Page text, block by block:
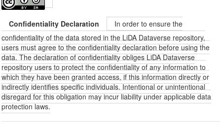
Confidentiality Declaration
In order to ensure the
confidentiality of the data stored in the LiDA Dataverse repository,
users must agree to the confidentiality declaration before using the
data. The declaration of confidentiality obliges LiDA Dataverse
repository users to protect the confidentiality of any information to
which they have been granted access, if this information directly or
indirectly identifies specific individuals. Intentional or unintentional
disregard for this obligation may incur liability under applicable data
protection laws.